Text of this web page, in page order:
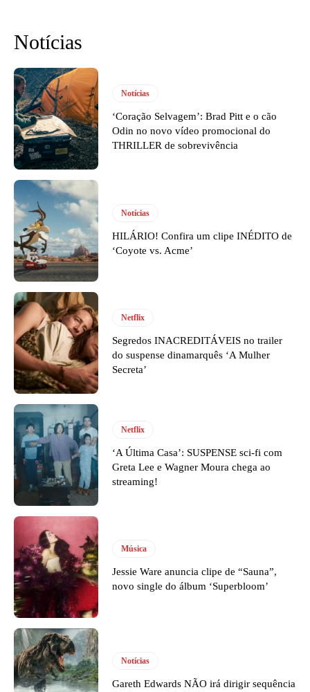
Notícias
Notícias
‘Coração Selvagem’: Brad Pitt e o cão
Odin no novo vídeo promocional do
THRILLER de sobrevivência
Notícias
HILÁRIO! Confira um clipe INÉDITO de
‘Coyote vs. Acme’
Netflix
Segredos INACREDITÁVEIS no trailer
do suspense dinamarquês ‘A Mulher
Secreta’
Netflix
‘A Última Casa’: SUSPENSE sci-fi com
Greta Lee e Wagner Moura chega ao
streaming!
Música
Jessie Ware anuncia clipe de “Sauna”,
novo single do álbum ‘Superbloom’
Notícias
Gareth Edwards NÃO irá dirigir sequência